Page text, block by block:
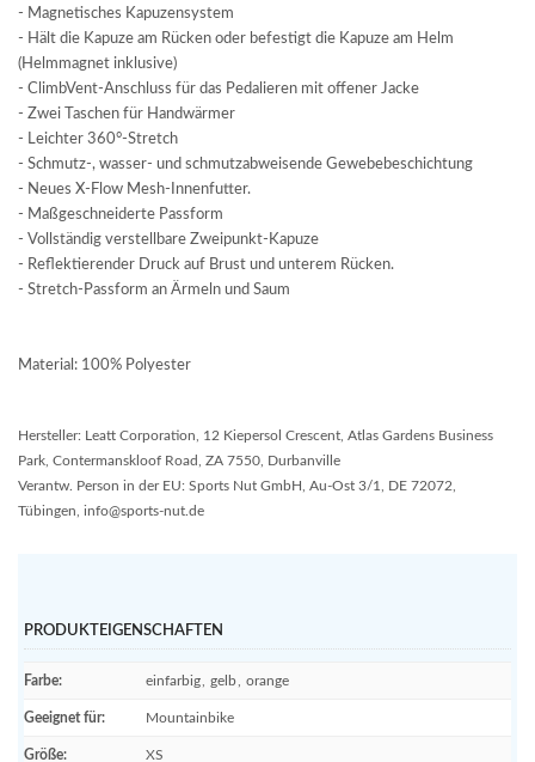
- Magnetisches Kapuzensystem
- Hält die Kapuze am Rücken oder befestigt die Kapuze am Helm
(Helmmagnet inklusive)
- ClimbVent-Anschluss für das Pedalieren mit offener Jacke
- Zwei Taschen für Handwärmer
- Leichter 360°-Stretch
- Schmutz-, wasser- und schmutzabweisende Gewebebeschichtung
- Neues X-Flow Mesh-Innenfutter.
- Maßgeschneiderte Passform
- Vollständig verstellbare Zweipunkt-Kapuze
- Reflektierender Druck auf Brust und unterem Rücken.
- Stretch-Passform an Ärmeln und Saum
Material: 100% Polyester
Hersteller: Leatt Corporation, 12 Kiepersol Crescent, Atlas Gardens Business
Park, Contermanskloof Road, ZA 7550, Durbanville
Verantw. Person in der EU: Sports Nut GmbH, Au-Ost 3/1, DE 72072,
Tübingen, info@sports-nut.de
PRODUKTEIGENSCHAFTEN
Farbe: einfarbig gelb orange
Geeignet für: Mountainbike
Größe: XS